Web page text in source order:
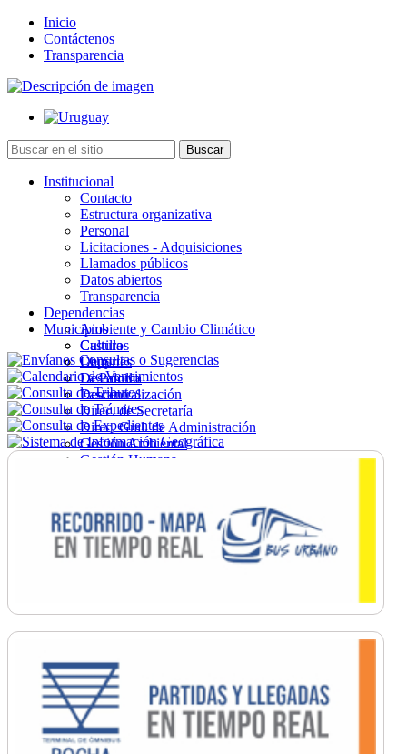
Inicio
Contáctenos
Transparencia
Institucional
Contacto
Estructura organizativa
Personal
Licitaciones - Adquisiciones
Llamados públicos
Datos abiertos
Transparencia
Dependencias
Ambiente y Cambio Climático
Cultura
Deportes
Desarrollo
Descentralización
Direc. de Secretaría
Direc. Gral. de Administración
Gestión Ambiental
Gestión Humana
Ordenamiento
Promoción Social
Salud
Secretaría General
Municipios
Castillos
Chuy
La Paloma
Lascano